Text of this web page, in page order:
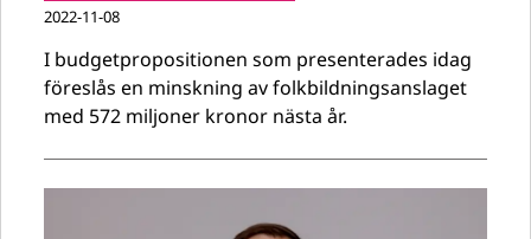
2022-11-08
I budgetpropositionen som presenterades idag
föreslås en minskning av folkbildningsanslaget
med 572 miljoner kronor nästa år.